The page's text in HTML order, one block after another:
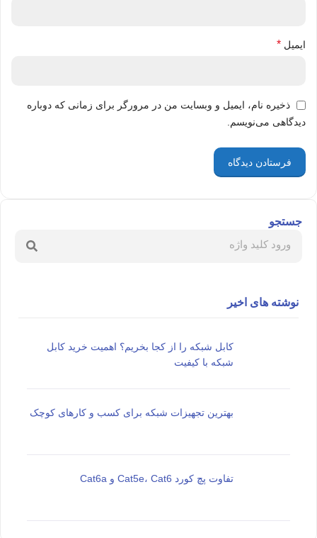
ایمیل *
ذخیره نام، ایمیل و وبسایت من در مرورگر برای زمانی که دوباره
دیدگاهی می‌نویسم.
جستجو
نوشته های اخیر
کابل شبکه را از کجا بخریم؟ اهمیت خرید کابل
شبکه با کیفیت
بهترین تجهیزات شبکه برای کسب و کارهای کوچک
تفاوت پچ کورد Cat5e، Cat6 و Cat6a